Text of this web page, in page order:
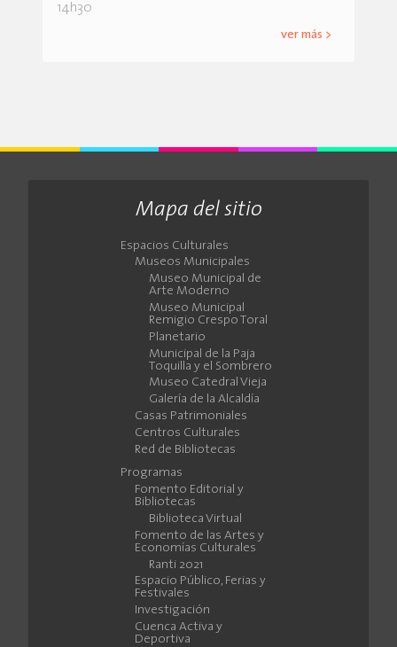
14h30
ver más >
Mapa del sitio
Espacios Culturales
Museos Municipales
Museo Municipal de
Arte Moderno
Museo Municipal
Remigio Crespo Toral
Planetario
Municipal de la Paja
Toquilla y el Sombrero
Museo Catedral Vieja
Galería de la Alcaldía
Casas Patrimoniales
Centros Culturales
Red de Bibliotecas
Programas
Fomento Editorial y
Bibliotecas
Biblioteca Virtual
Fomento de las Artes y
Economías Culturales
Ranti 2021
Espacio Público, Ferias y
Festivales
Investigación
Cuenca Activa y
Deportiva